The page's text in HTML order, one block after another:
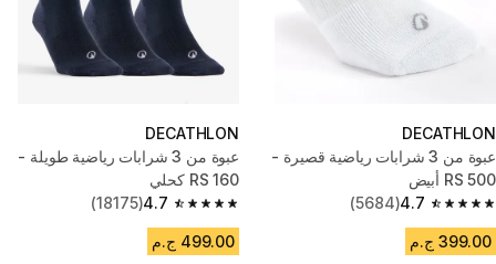
DECATHLON
عبوة من 3 شرابات رياضية قصيرة -
RS 500 أبيض
4.7
4.7 out of 5 stars from 5684 reviews
(5684)
399.00 ج.م
DECATHLON
عبوة من 3 شرابات رياضية طويلة -
RS 160 كحلي
4.7
4.7 out of 5 stars from 18175 reviews
(18175)
499.00 ج.م